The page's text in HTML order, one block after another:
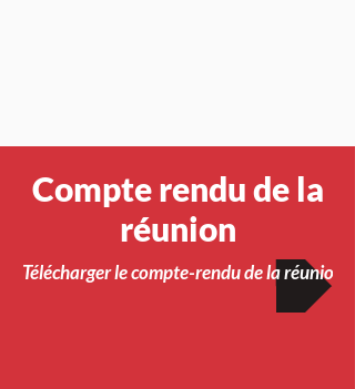
Compte rendu de la
réunion
Télécharger le compte-rendu de la réunion